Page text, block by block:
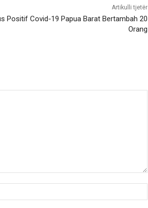
Artikulli tjetër
Positif Covid-19 Papua Barat Bertambah 20
Orang